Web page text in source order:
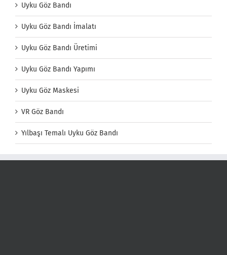
Uyku Göz Bandı
Uyku Göz Bandı İmalatı
Uyku Göz Bandı Üretimi
Uyku Göz Bandı Yapımı
Uyku Göz Maskesi
VR Göz Bandı
Yılbaşı Temalı Uyku Göz Bandı